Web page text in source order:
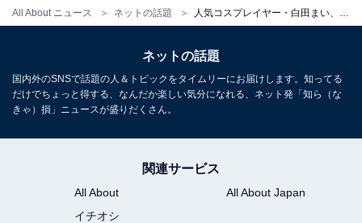
All About ニュース ネットの話題
ネットの話題
国内外のSNSで話題の人＆トピックをタイムリーにお届けします。知ってる
だけでちょっと得する、なんだか楽しい気分になれる、ネット発「知ら（な
きゃ）損」ニュースが盛りだくさん。
関連サービス
All About
All About Japan
イチオシ